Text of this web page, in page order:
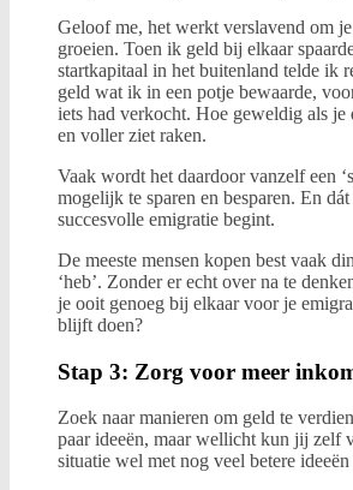
Geloof me, het werkt verslavend om
groeien. Toen ik geld bij elkaar
startkapitaal in het buitenland telde ik
geld wat ik in een potje bewaarde,
iets had verkocht. Hoe geweldig als je
en voller ziet raken.
Vaak wordt het daardoor vanzelf een
mogelijk te sparen en besparen. En dát
succesvolle emigratie begint.
De meeste mensen kopen best vaak
‘heb’. Zonder er echt over na te
je ooit genoeg bij elkaar voor je
blijft doen?
Stap 3: Zorg voor meer
Zoek naar manieren om geld te
paar ideeën, maar wellicht kun jij zelf
situatie wel met nog veel betere